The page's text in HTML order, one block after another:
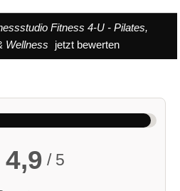
Fitness 4-U - Pilates,
Wellness
jetzt bewerten
4,9 / 5